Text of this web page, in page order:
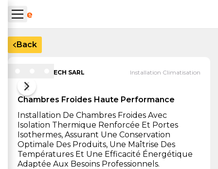
Skip to main content
Chambres froides haute performance
Back
FRAIS TECH SARL Installation Climatisation
Chambres Froides Haute Performance
Installation De Chambres Froides Avec
Isolation Thermique Renforcée Et Portes
Isothermes, Assurant Une Conservation
Optimale Des Produits, Une Maîtrise Des
Températures Et Une Efficacité Énergétique
Adaptée Aux Besoins Professionnels.